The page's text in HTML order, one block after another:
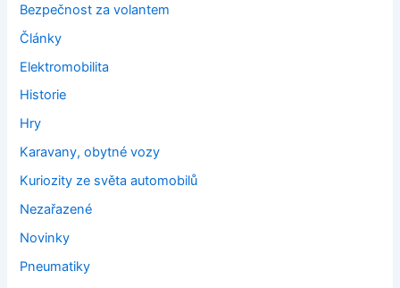
Bezpečnost za volantem
Články
Elektromobilita
Historie
Hry
Karavany, obytné vozy
Kuriozity ze světa automobilů
Nezařazené
Novinky
Pneumatiky